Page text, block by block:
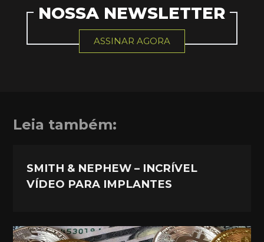
NOSSA NEWSLETTER
ASSINAR AGORA
Leia também:
SMITH & NEPHEW – INCRÍVEL
VÍDEO PARA IMPLANTES